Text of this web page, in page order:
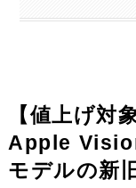
【値上げ対
Apple
モデルの新